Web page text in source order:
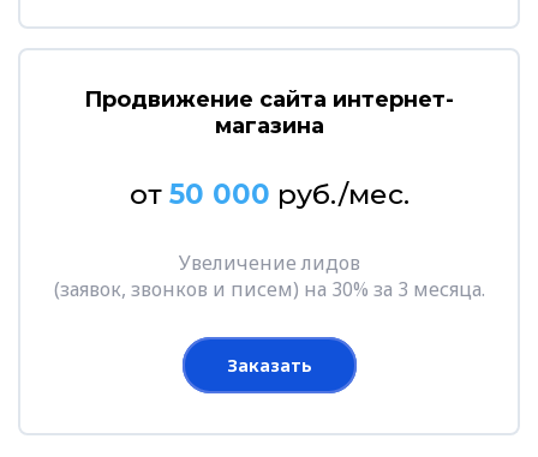
Продвижение сайта интернет-
магазина
от 50 000 руб./мес.
Увеличение лидов
(заявок, звонков и писем) на 30% за 3 месяца.
Заказать